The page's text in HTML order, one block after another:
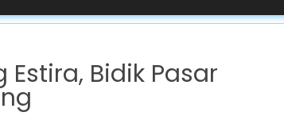
Bidik Pasar